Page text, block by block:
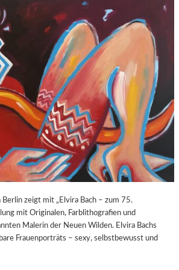
A
R
T
S
2
0
.
G
E
B
U
R
S
T
A
G
X
P
O
S
U
E
“
I
N
D
E
R
O
R
N
F
Berlin zeigt mit „Elvira Bach – zum 75.
mit Originalen, Farblithografien und
Malerin der Neuen Wilden. Elvira Bachs
Frauenporträts – sexy, selbstbewusst und